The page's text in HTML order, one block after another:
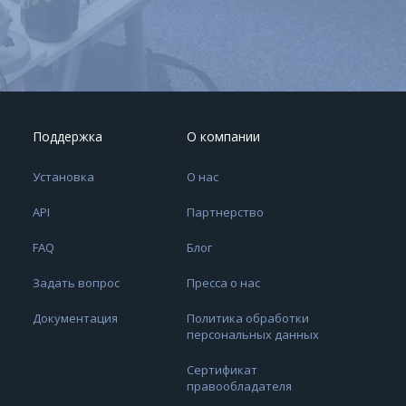
Поддержка
Установка
API
FAQ
Задать вопрос
Документация
О компании
О нас
Партнерство
Блог
Пресса о нас
Политика обработки
персональных данных
Сертификат
правообладателя